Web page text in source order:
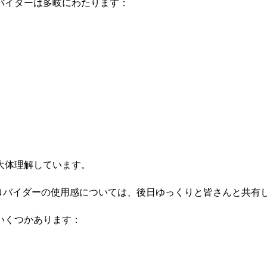
ダーは多岐にわたります：
理解しています。
イダーの使用感については、後日ゆっくりと皆さんと共有
つかあります：